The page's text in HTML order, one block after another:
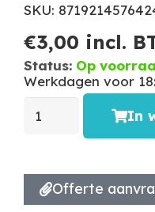
SKU:
€3,00 incl.
Status: Op
Werkdagen voor
In
Offerte